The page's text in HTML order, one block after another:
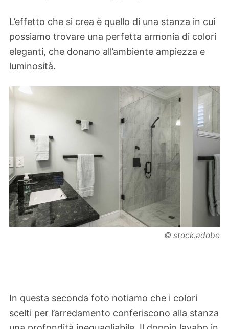
L’effetto che si crea è quello di una stanza in cui
possiamo trovare una perfetta armonia di colori
eleganti, che donano all’ambiente ampiezza e
luminosità.
© stock.adobe
In questa seconda foto notiamo che i colori
scelti per l’arredamento conferiscono alla stanza